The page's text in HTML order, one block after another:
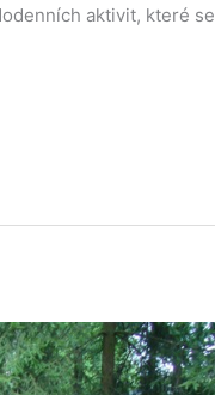
aktivit, které se